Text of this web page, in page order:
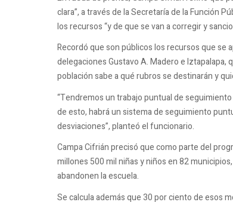
clara”, a través de la Secretaría de la Función
los recursos “y de que se van a corregir y
Recordó que son públicos los recursos que se
delegaciones Gustavo A. Madero e
población sabe a qué rubros se destinarán y
“Tendremos un trabajo puntual de
de esto, habrá un sistema de seguimiento
desviaciones”, planteó el funcionario.
Campa Cifrián precisó que como parte del
millones 500 mil niñas y niños en 82
abandonen la escuela.
Se calcula además que 30 por ciento de esos